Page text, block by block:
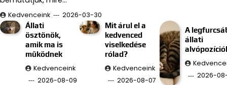
Kedvenceink
2026-03-30
Állati
ösztönök,
amik ma is
működnek
Kedvenceink
2026-08-09
Mit árul el a
kedvenced
viselkedése
rólad?
Kedvenceink
2026-08-07
A
állati
2026-